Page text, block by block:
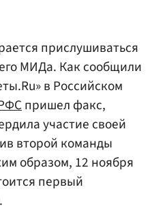
прислушиваться
МИДа. Как сообщили
в Российском
пришел факс,
участие своей
второй команды
образом, 12 ноября
первый